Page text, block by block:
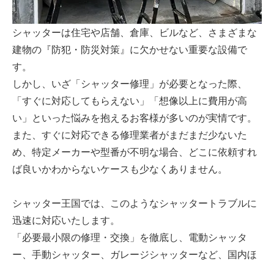
シャッターは住宅や店舗、倉庫、ビルなど、さまざまな
建物の『防犯・防災対策』に欠かせない重要な設備で
す。
しかし、いざ「シャッター修理」が必要となった際、
「すぐに対応してもらえない」「想像以上に費用が高
い」といった悩みを抱えるお客様が多いのが実情です。
また、すぐに対応できる修理業者がまだまだ少ないた
め、特定メーカーや型番が不明な場合、どこに依頼すれ
ば良いかわからないケースも少なくありません。
シャッター王国では、このようなシャッタートラブルに
迅速に対応いたします。
「必要最小限の修理・交換」を徹底し、電動シャッタ
ー、手動シャッター、ガレージシャッターなど、国内ほ